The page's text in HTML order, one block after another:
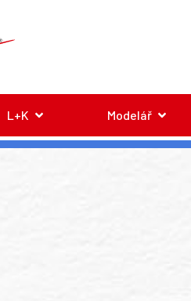
L+K Modelář